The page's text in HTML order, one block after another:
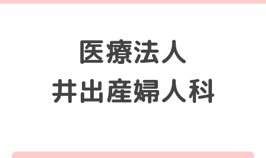
医療法人
井出産婦人科